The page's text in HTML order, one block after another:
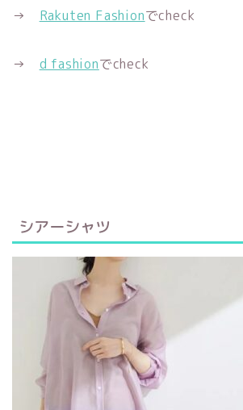
→ Rakuten Fashionでcheck
→ d fashionでcheck
シアーシャツ